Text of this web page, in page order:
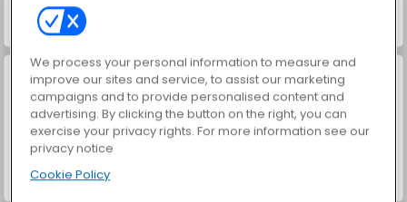
Hidden Object: Street of Secrets
Farm Merge Valley
We process your personal information to measure and
improve our sites and service, to assist our marketing
campaigns and to provide personalised content and
advertising. By clicking the button on the right, you can
exercise your privacy rights. For more information see our
privacy notice
Cookie Policy